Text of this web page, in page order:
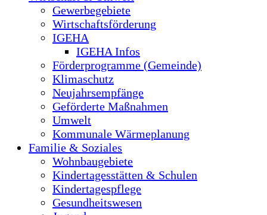
Gewerbegebiete
Wirtschaftsförderung
IGEHA
IGEHA Infos
Förderprogramme (Gemeinde)
Klimaschutz
Neujahrsempfänge
Geförderte Maßnahmen
Umwelt
Kommunale Wärmeplanung
Familie & Soziales
Wohnbaugebiete
Kindertagesstätten & Schulen
Kindertagespflege
Gesundheitswesen